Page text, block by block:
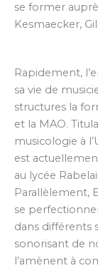
se former
Kesmaecker,
Rapidement,
sa vie de
structures la
et la MAO.
musicologie à
est
au lycée
Parallèlement,
se
dans différents
sonorisant de
l’amènent à